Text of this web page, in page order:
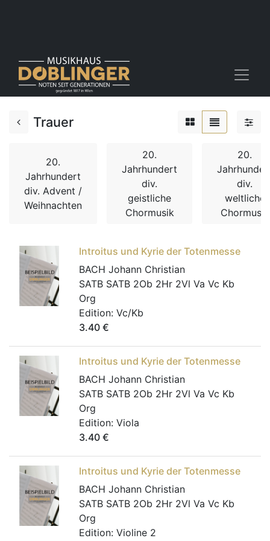
Trauer
20.
Jahrhundert
div. Advent /
Weihnachten
20.
Jahrhundert
div.
geistliche
Chormusik
20.
div.
weltliche
Chormusik
Introitus und Kyrie der Totenmesse
BACH Johann Christian
SATB SATB 2Ob 2Hr 2Vl Va Vc Kb
Org
Edition: Vc/Kb
3.40 €
Introitus und Kyrie der Totenmesse
BACH Johann Christian
SATB SATB 2Ob 2Hr 2Vl Va Vc Kb
Org
Edition: Viola
3.40 €
Introitus und Kyrie der Totenmesse
BACH Johann Christian
SATB SATB 2Ob 2Hr 2Vl Va Vc Kb
Org
Edition: Violine 2